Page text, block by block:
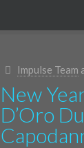
Impulse Team
New
D’Oro